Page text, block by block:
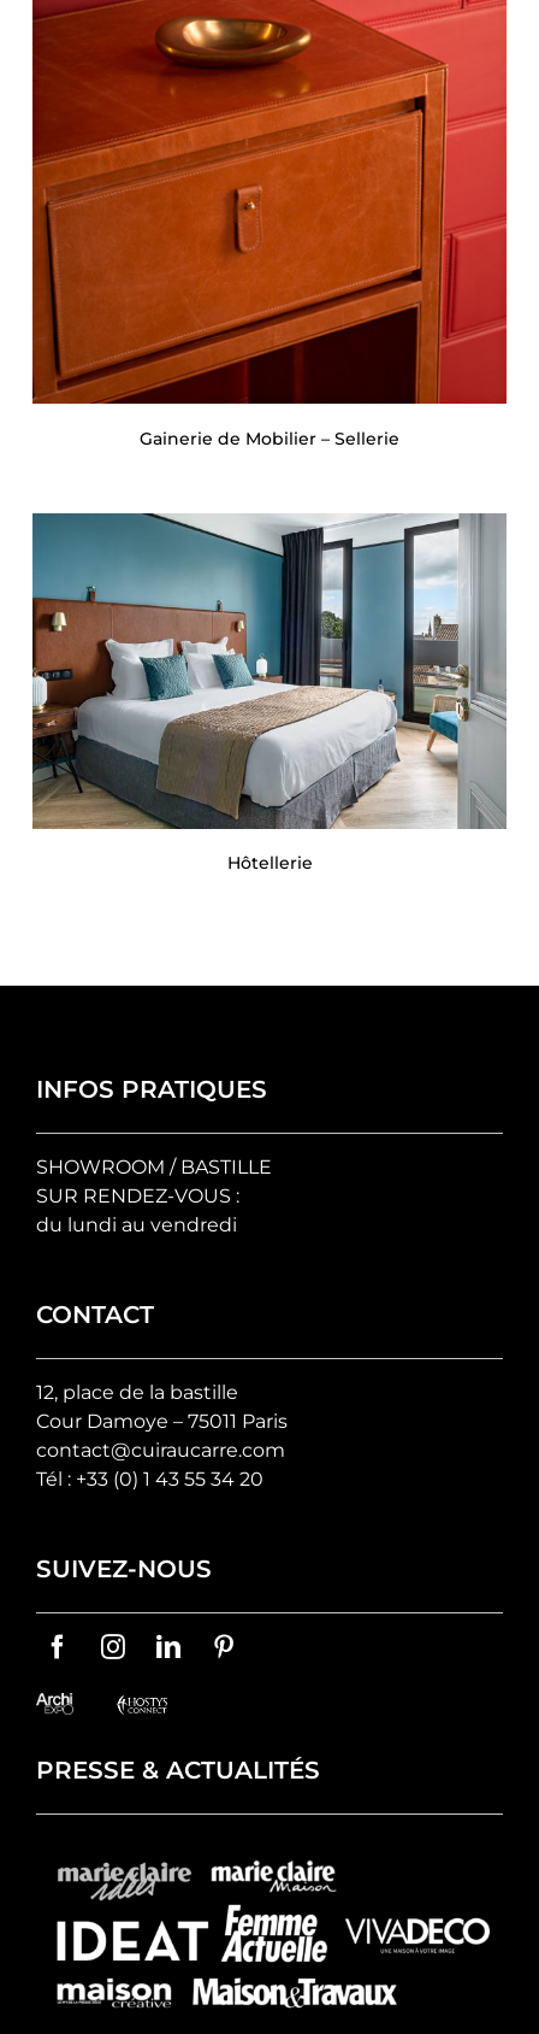
Gainerie de Mobilier – Sellerie
Hôtellerie
INFOS PRATIQUES
SHOWROOM / BASTILLE
SUR RENDEZ-VOUS :
du lundi au vendredi
CONTACT
12, place de la bastille
Cour Damoye – 75011 Paris
contact@cuiraucarre.com
Tél : +33 (0) 1 43 55 34 20
SUIVEZ-NOUS
PRESSE & ACTUALITÉS